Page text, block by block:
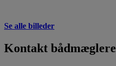
Se alle billeder
Kontakt bådmæglere